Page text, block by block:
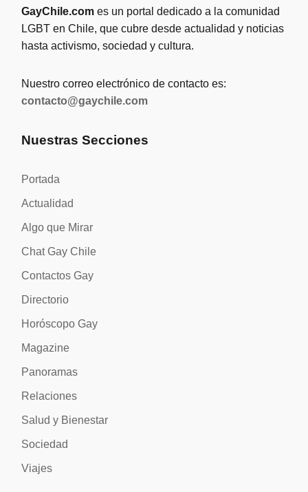
GayChile.com es un portal dedicado a la comunidad
LGBT en Chile, que cubre desde actualidad y noticias
hasta activismo, sociedad y cultura.
Nuestro correo electrónico de contacto es:
contacto@gaychile.com
Nuestras Secciones
Portada
Actualidad
Algo que Mirar
Chat Gay Chile
Contactos Gay
Directorio
Horóscopo Gay
Magazine
Panoramas
Relaciones
Salud y Bienestar
Sociedad
Viajes